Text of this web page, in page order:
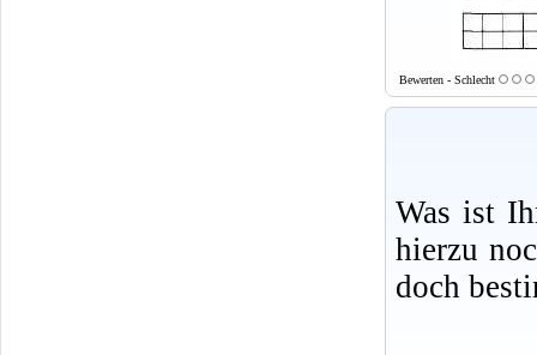
Bewerten - Schlecht
Was ist
hierzu
doch